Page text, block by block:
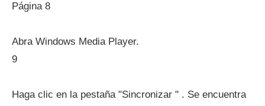
Página 8
Abra Windows Media Player.
9
Haga clic en la pestaña "Sincronizar " . Se encuentra